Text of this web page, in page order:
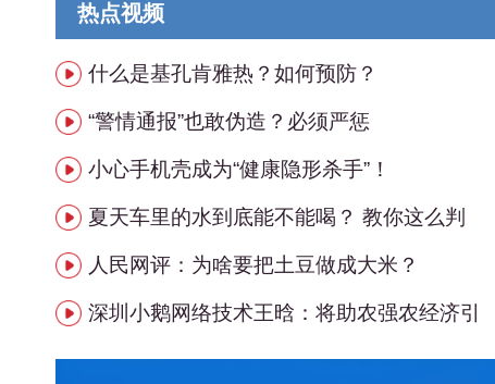
热点视频
什么是基孔肯雅热？如何预防？
“警情通报”也敢伪造？必须严惩
小心手机壳成为“健康隐形杀手”！
夏天车里的水到底能不能喝？ 教你这么判
人民网评：为啥要把土豆做成大米？
深圳小鹅网络技术王晗：将助农强农经济引